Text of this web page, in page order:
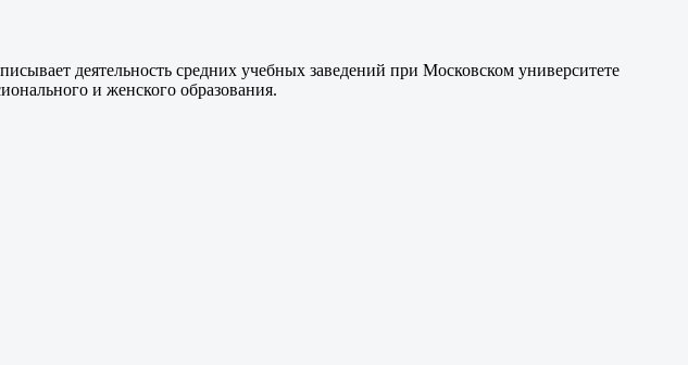
деятельность средних учебных заведений при Московском университете
и женского образования.